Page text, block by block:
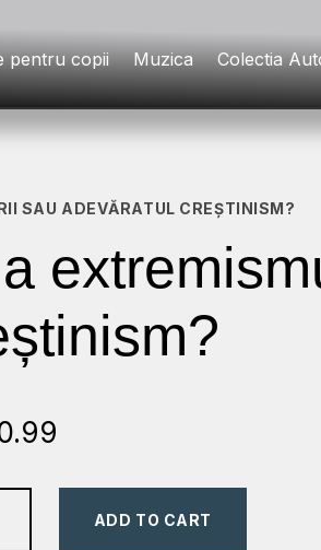
pentru copii Muzica Colectia
SAU ADEVĂRATUL CREȘTINISM?
ADD TO CART